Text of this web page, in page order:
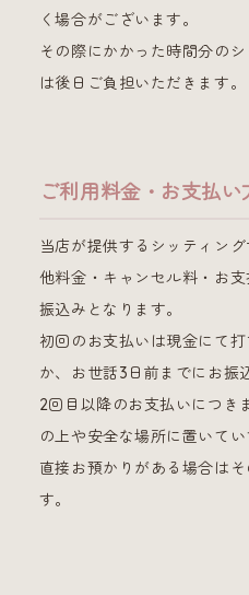
く場合がございます。
その際にかかった時間分の
は後日ご負担いただきます。
ご利用料金・お支払い
当店が提供するシッティン
他料金・キャンセル料・お
振込みとなります。
初回のお支払いは現金にて
か、お世話3日前までにお振
2回目以降のお支払いにつき
の上や安全な場所に置いて
直接お預かりがある場合は
す。